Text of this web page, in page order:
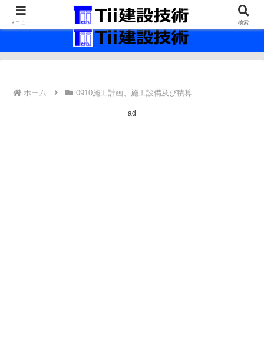
最新の建設技術の情報インフラ。
ホーム 0910施工計画、施工設備及び積算
ad
メニュー 検索